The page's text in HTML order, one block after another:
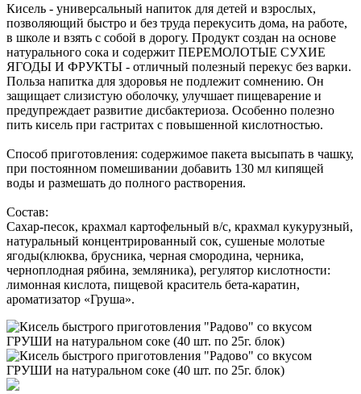
Кисель - универсальный напиток для детей и взрослых,
позволяющий быстро и без труда перекусить дома, на работе,
в школе и взять с собой в дорогу. Продукт создан на основе
натурального сока и содержит ПЕРЕМОЛОТЫЕ СУХИЕ
ЯГОДЫ И ФРУКТЫ - отличный полезный перекус без варки.
Польза напитка для здоровья не подлежит сомнению. Он
защищает слизистую оболочку, улучшает пищеварение и
предупреждает развитие дисбактериоза. Особенно полезно
пить кисель при гастритах с повышенной кислотностью.
Способ приготовления: содержимое пакета высыпать в чашку,
при постоянном помешивании добавить 130 мл кипящей
воды и размешать до полного растворения.
Состав:
Сахар-песок, крахмал картофельный в/с, крахмал кукурузный,
натуральный концентрированный сок, сушеные молотые
ягоды(клюква, брусника, черная смородина, черника,
черноплодная рябина, земляника), регулятор кислотности:
лимонная кислота, пищевой краситель бета-каратин,
ароматизатор «Груша».